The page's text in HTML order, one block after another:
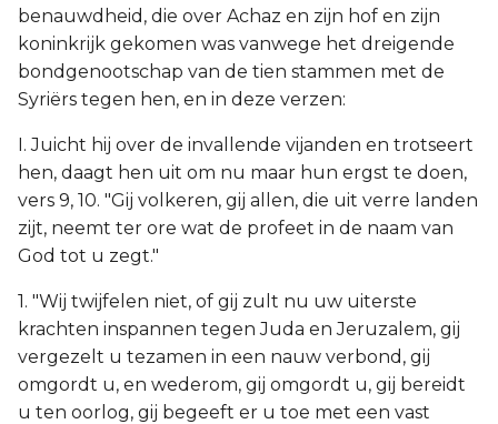
benauwdheid, die over Achaz en zijn hof en zijn
koninkrijk gekomen was vanwege het dreigende
bondgenootschap van de tien stammen met de
Syriërs tegen hen, en in deze verzen:
I. Juicht hij over de invallende vijanden en trotseert
hen, daagt hen uit om nu maar hun ergst te doen,
vers 9, 10. "Gij volkeren, gij allen, die uit verre landen
zijt, neemt ter ore wat de profeet in de naam van
God tot u zegt."
1. "Wij twijfelen niet, of gij zult nu uw uiterste
krachten inspannen tegen Juda en Jeruzalem, gij
vergezelt u tezamen in een nauw verbond, gij
omgordt u, en wederom, gij omgordt u, gij bereidt
u ten oorlog, gij begeeft er u toe met een vast